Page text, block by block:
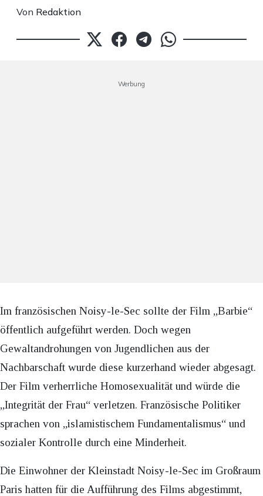
Von Redaktion
Werbung
Im französischen Noisy-le-Sec sollte der Film „Barbie“
öffentlich aufgeführt werden. Doch wegen
Gewaltandrohungen von Jugendlichen aus der
Nachbarschaft wurde diese kurzerhand wieder abgesagt.
Der Film verherrliche Homosexualität und würde die
„Integrität der Frau“ verletzen. Französische Politiker
sprachen von „islamistischem Fundamentalismus“ und
sozialer Kontrolle durch eine Minderheit.
Die Einwohner der Kleinstadt Noisy-le-Sec im Großraum
Paris hatten für die Aufführung des Films abgestimmt,